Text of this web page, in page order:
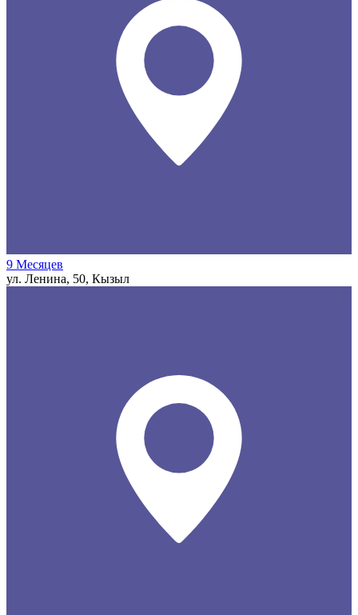
9 Месяцев
ул. Ленина, 50, Кызыл